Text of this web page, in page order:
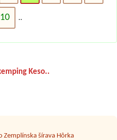
10 ..
Keso..
Zemplínska šírava Hôrka